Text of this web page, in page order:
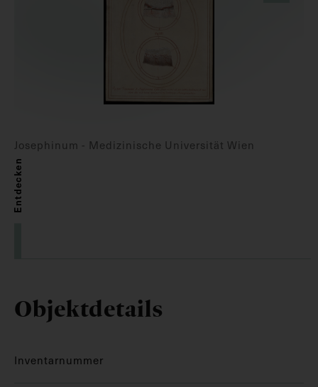
Josephinum - Medizinische Universität Wien
Entdecken
Objektdetails
Inventarnummer